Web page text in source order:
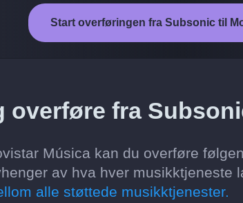
Start overføringen fra Subsonic til
overføre fra
Música kan du overføre
av hva hver musikktjeneste
alle støttede musikktjenester.